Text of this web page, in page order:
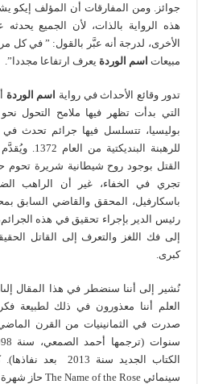
جوائز. ومن المفارقات أن المؤلف إيكو
هذه الرواية بالذات، لأن الجميع يحدثه
الأخرى، لدرجة أنه عبَّر بالقول: ” في كل
مبيعات اسم الوردة يعرف ارتفاعا مجددا”.
تدور وقائع الأحداث في رواية اسم الوردة
التي بدأت تظهر فيها ملامح التحول
بوليسيا، تتسلسل فيها جرائم تحدث في
للرهبنة
القتل بوجود روح شيطانية شريرة
تجري في الخفاء، غير أن الراهب
باسكارفيل، المحقق والقاضي السابق
رئيس الدير بإجراء تحقيق في هذه
إلى فك اللغز والتعرف إلى القاتل
كبرى.
نُشير إلى أننا سنضطر في هذا المقال
العلم أننا معذورون في ذلك لطبيعة
صدرت في الثمانينيات من القرن
الكتاب الجديد سنة
سينمائي The Name of the Rose حاز شهرة عالمية.